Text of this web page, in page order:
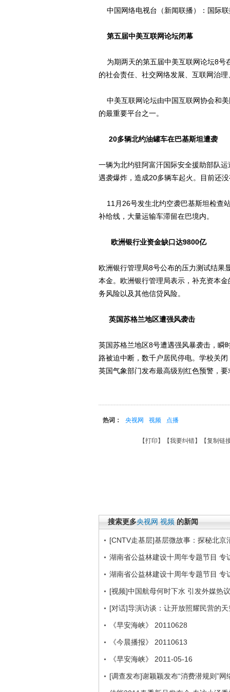
中国网络电视台（新闻联播）：国际
第五届中美互联网论坛闭幕
为期两天的第五届中美互联网论坛8号
的社会责任、社交网络发展、互联网治理
中美互联网论坛由中国互联网协会和
的最重要平台之一。
20多辆北约油罐车在巴基斯坦遭袭
一辆为北约驻阿富汗国际安全援助部队
遇袭爆炸，造成20多辆车起火。目前还
11月26号发生北约空袭巴基斯坦检查
补给线，大量运输车滞留在巴境内。
欧洲银行业资金缺口达9800亿
欧洲银行管理局8号公布的压力测试结果
本金。欧洲银行管理局表示，补充资本
务风险以及其他信贷风险。
英国苏格兰地区遭强风袭击
英国苏格兰地区8号遭遇强风暴袭击，瞬
路被迫中断，数千户居民停电。学校关闭
英国气象部门发布最高级别红色预警，要
热词： 央视网 视频 点播
【打印 】【我要纠错】【复制链
搜索更多央视网 视频 的新闻
[CNTV走基层]基层微故事：探秘北京
湖南省公益林建设十周年专题节目
湖南省公益林建设十周年专题节目
[视频]中国航母何时下水 引发外媒热议
[对话]导演访谈：让开放照耀民营的天
《早安海峡》 20110628
《今晨播报》 20110613
《早安海峡》 2011-05-16
[调查发布]谢颖颖发布“消费潜规则”网